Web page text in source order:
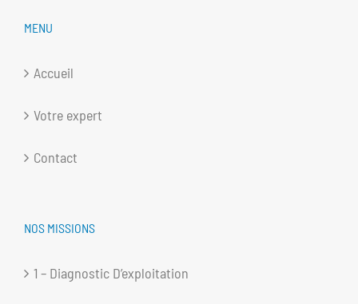
MENU
Accueil
Votre expert
Contact
NOS MISSIONS
1 – Diagnostic D’exploitation